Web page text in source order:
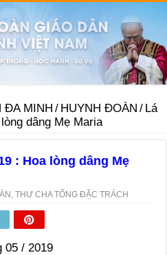
ĐA MINH / HUYNH ĐOÀN / Lá
dâng Mẹ Maria
: Hoa lòng dâng Mẹ
,THƯ CHA TỔNG ĐẶC TRÁCH
05 / 2019